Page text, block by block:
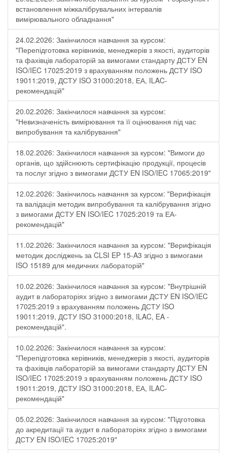
встановлення міжкалібрувальних інтервалів
вимірювального обладнання"
24.02.2026: Закінчилося навчання за курсом:
"Перепідготовка керівників, менеджерів з якості, аудиторів
та фахівців лабораторій за вимогами стандарту ДСТУ EN
ISO/IEC 17025:2019 з врахуванням положень ДСТУ ISO
19011:2019, ДСТУ ISO 31000:2018, ЕА, ILAC-
рекомендацій"
20.02.2026: Закінчилося навчання за курсом:
"Невизначеність вимірювання та її оцінювання під час
випробування та калібрування"
18.02.2026: Закінчилося навчання за курсом: "Вимоги до
органів, що здійснюють сертифікацію продукції, процесів
та послуг згідно з вимогами ДСТУ EN ISO/IEC 17065:2019"
12.02.2026: Закінчилось навчання за курсом: "Верифікація
та валідація методик випробування та калібрування згідно
з вимогами ДСТУ EN ISO/IEC 17025:2019 та ЕА-
рекомендацій"
11.02.2026: Закінчилося навчання за курсом: "Верифікація
методик досліджень за CLSI EP 15-A3 згідно з вимогами
ISO 15189 для медичних лабораторій"
10.02.2026: Закінчилося навчання за курсом: "Внутрішній
аудит в лабораторіях згідно з вимогами ДСТУ EN ISO/IEC
17025:2019 з врахуванням положень ДСТУ ISO
19011:2019, ДСТУ ISO 31000:2018, ILAC, EA -
рекомендацій".
10.02.2026: Закінчилося навчання за курсом:
"Перепідготовка керівників, менеджерів з якості, аудиторів
та фахівців лабораторій за вимогами стандарту ДСТУ EN
ISO/IEC 17025:2019 з врахуванням положень ДСТУ ISO
19011:2019, ДСТУ ISO 31000:2018, ЕА, ILAC-
рекомендацій"
05.02.2026: Закінчилося навчання за курсом: "Підготовка
до акредитації та аудит в лабораторіях згідно з вимогами
ДСТУ EN ISO/IEC 17025:2019"